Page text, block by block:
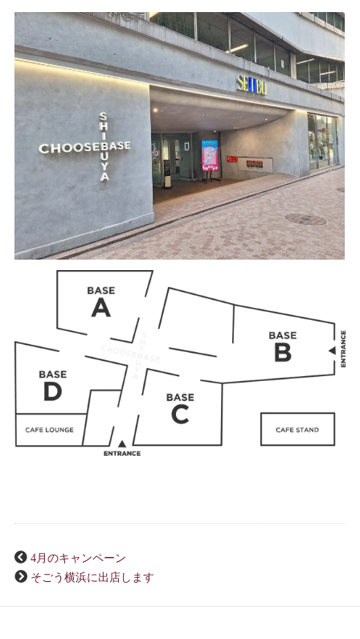
4月のキャンペーン
そごう横浜に出店します